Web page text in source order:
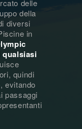
delle
della
diversi
in
qualsiasi
quindi
evitando
passaggi